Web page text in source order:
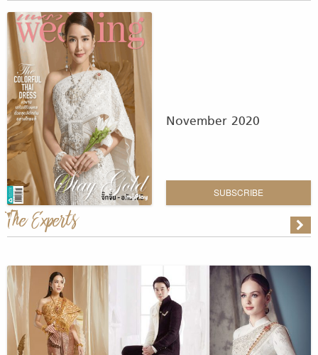
November 2020
SUBSCRIBE
The Experts